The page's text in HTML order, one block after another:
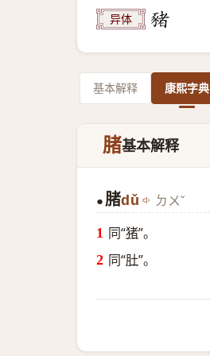
异体
基本解释 康熙字典
䐗基本解释
● 䐗dǔ ㄉㄨˇ
同“猪”。
同“肚”。